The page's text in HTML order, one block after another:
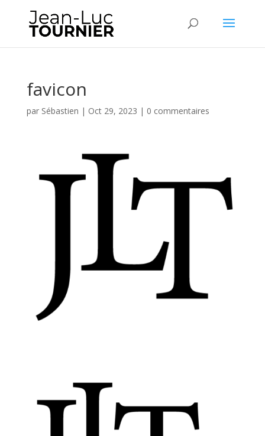
favicon
par Sébastien | Oct 29, 2023 | 0 commentaires